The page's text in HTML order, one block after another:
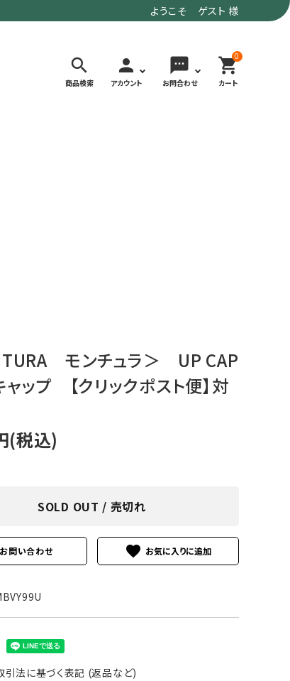
ようこそ ゲスト 様
search
商品検索
person
アカウント
sms
お問合わせ
0
shopping_cart
カート
タリーライン・ミリタリー
モンチュラ＞ UP CAP
ャップ 【クリックポスト便】対
(税込)
SOLD OUT / 売切れ
お問い合わせ favorite
引法に基づく表記 (返品など)